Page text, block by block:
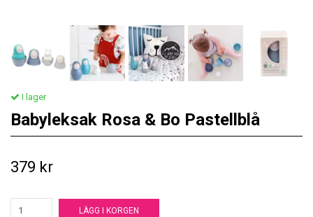
I lager
Babyleksak Rosa & Bo Pastellblå
379 kr
LÄGG I KORGEN